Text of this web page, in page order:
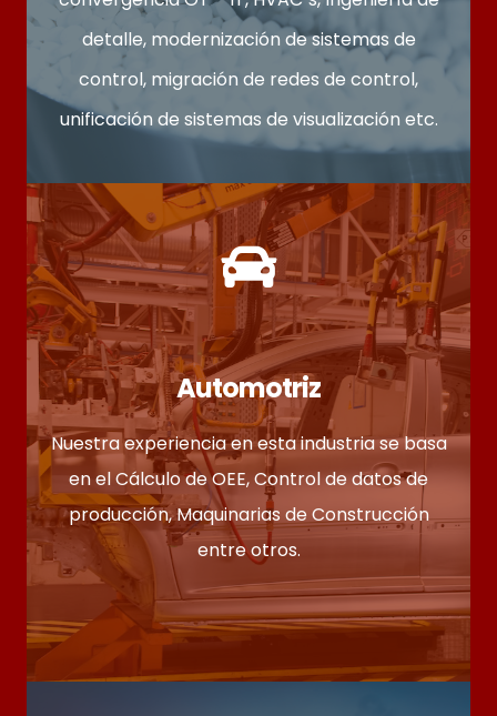
detalle, modernización de sistemas de
control, migración de redes de control,
unificación de sistemas de visualización etc.
Automotriz
Nuestra experiencia en esta industria se basa
en el Cálculo de OEE, Control de datos de
producción, Maquinarias de Construcción
entre otros.